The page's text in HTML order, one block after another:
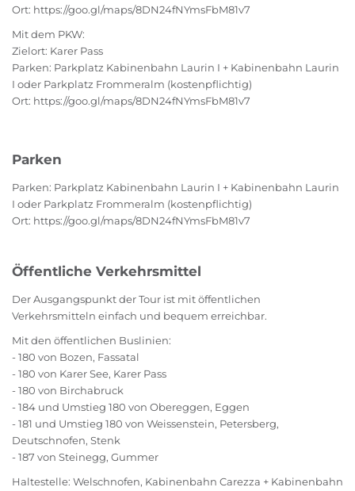
Ort: https://goo.gl/maps/8DN24fNYmsFbM81v7
Mit dem PKW:
Zielort: Karer Pass
Parken: Parkplatz Kabinenbahn Laurin I + Kabinenbahn Laurin
I oder Parkplatz Frommeralm (kostenpflichtig)
Ort: https://goo.gl/maps/8DN24fNYmsFbM81v7
Parken
Parken: Parkplatz Kabinenbahn Laurin I + Kabinenbahn Laurin
I oder Parkplatz Frommeralm (kostenpflichtig)
Ort: https://goo.gl/maps/8DN24fNYmsFbM81v7
Öffentliche Verkehrsmittel
Der Ausgangspunkt der Tour ist mit öffentlichen
Verkehrsmitteln einfach und bequem erreichbar.
Mit den öffentlichen Buslinien:
- 180 von Bozen, Fassatal
- 180 von Karer See, Karer Pass
- 180 von Birchabruck
- 184 und Umstieg 180 von Obereggen, Eggen
- 181 und Umstieg 180 von Weissenstein, Petersberg,
Deutschnofen, Stenk
- 187 von Steinegg, Gummer
Haltestelle: Welschnofen, Kabinenbahn Carezza + Kabinenbahn